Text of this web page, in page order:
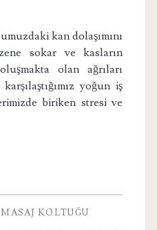
kan dolaşımını
sokar ve kasların
olan ağrıları
yoğun iş
biriken stresi ve
MASAJ KOLTUĞU